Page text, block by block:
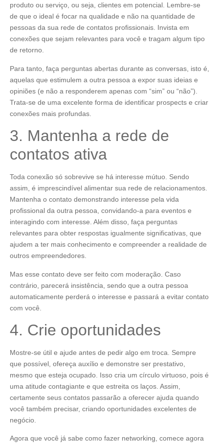
produto ou serviço, ou seja, clientes em potencial. Lembre-se
de que o ideal é focar na qualidade e não na quantidade de
pessoas da sua rede de contatos profissionais. Invista em
conexões que sejam relevantes para você e tragam algum tipo
de retorno.
Para tanto, faça perguntas abertas durante as conversas, isto é,
aquelas que estimulem a outra pessoa a expor suas ideias e
opiniões (e não a responderem apenas com “sim” ou “não”).
Trata-se de uma excelente forma de identificar prospects e criar
conexões mais profundas.
3. Mantenha a rede de
contatos ativa
Toda conexão só sobrevive se há interesse mútuo. Sendo
assim, é imprescindível alimentar sua rede de relacionamentos.
Mantenha o contato demonstrando interesse pela vida
profissional da outra pessoa, convidando-a para eventos e
interagindo com interesse. Além disso, faça perguntas
relevantes para obter respostas igualmente significativas, que
ajudem a ter mais conhecimento e compreender a realidade de
outros empreendedores.
Mas esse contato deve ser feito com moderação. Caso
contrário, parecerá insistência, sendo que a outra pessoa
automaticamente perderá o interesse e passará a evitar contato
com você.
4. Crie oportunidades
Mostre-se útil e ajude antes de pedir algo em troca. Sempre
que possível, ofereça auxílio e demonstre ser prestativo,
mesmo que esteja ocupado. Isso cria um círculo virtuoso, pois é
uma atitude contagiante e que estreita os laços. Assim,
certamente seus contatos passarão a oferecer ajuda quando
você também precisar, criando oportunidades excelentes de
negócio.
Agora que você já sabe como fazer networking, comece agora